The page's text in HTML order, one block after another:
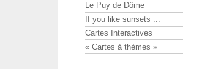
Le Puy de Dôme
If you like sunsets ...
Cartes Interactives
« Cartes à thèmes »